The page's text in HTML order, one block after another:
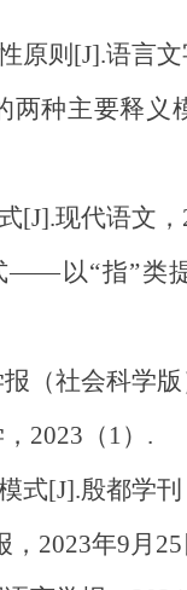
则[J].语言文
种主要释
现代语文，
以“指”类提
（社会科学版
2023（1）.
[J].殷都学刊
2023年9月25